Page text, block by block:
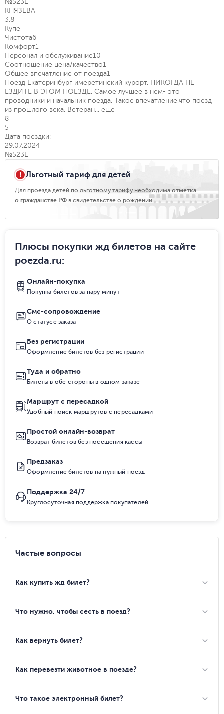
КНЯЗЕВА
3.8
Купе
Чистота6
Комфорт1
Персонал и обслуживание10
Соотношение цена/качество1
Общее впечатление от поезда1
Поезд Екатеринбург имеретинский курорт. НИКОГДА НЕ
ЕЗДИТЕ В ЭТОМ ПОЕЗДЕ. Самое лучшее в нем- это
проводники и начальник поезда. Такое впечатление,что поезд
из прошлого века. Ветеран... еще
8
5
Дата поездки:
29.07.2024
№523Е
Льготный тариф для детей
Для проезда детей по льготному тарифу необходима отметка
о гражданстве РФ в свидетельстве о рождении.
Плюсы покупки жд билетов на сайте
poezda.ru:
Онлайн-покупка
Покупка билетов за пару минут
Смс-сопровождение
О статусе заказа
Без регистрации
Оформление билетов без регистрации
Туда и обратно
Билеты в обе стороны в одном заказе
Маршрут с пересадкой
Удобный поиск маршрутов с пересадками
Простой онлайн-возврат
Возврат билетов без посещения кассы
Предзаказ
Оформление билетов на нужный поезд
Поддержка 24/7
Круглосуточная поддержка покупателей
Частые вопросы
Как купить жд билет?
Что нужно, чтобы сесть в поезд?
Как вернуть билет?
Как перевезти животное в поезде?
Что такое электронный билет?